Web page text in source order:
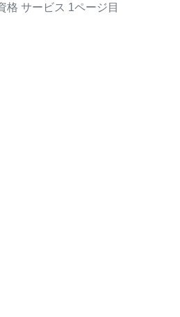
格 サービス 1ページ目